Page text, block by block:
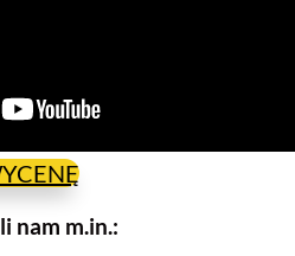
nam m.in.: